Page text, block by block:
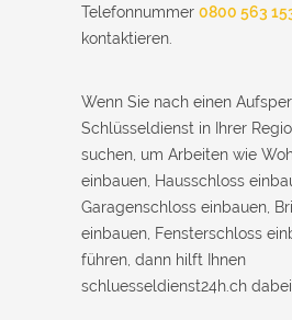
Telefonnummer 0800 563
kontaktieren.
Wenn Sie nach einen
Schlüsseldienst in Ihrer
suchen, um Arbeiten wie
einbauen, Hausschloss
Garagenschloss einbauen,
einbauen, Fensterschloss
führen, dann hilft Ihnen
schluesseldienst24h.ch dabei.